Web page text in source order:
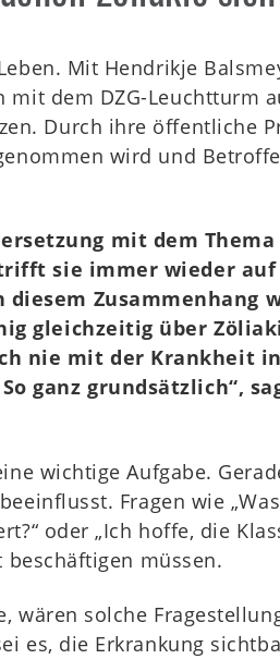
Mit Hendrikje
dem DZG-Leuchtturm
Durch ihre öffentliche
wird und
mit dem
sie immer wieder
Zusammenhang
gleichzeitig über
nie mit der Krankheit
ganz grundsätzlich“,
wichtige Aufgabe.
Fragen wie
oder „Ich hoffe, die
müssen.
wären solche
es, die Erkrankung